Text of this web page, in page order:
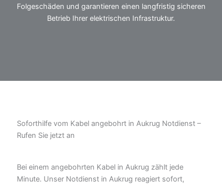
Folgeschäden und garantieren einen langfristig sicheren
Betrieb Ihrer elektrischen Infrastruktur.
Soforthilfe vom Kabel angebohrt in Aukrug Notdienst –
Rufen Sie jetzt an
Bei einem angebohrten Kabel in Aukrug zählt jede
Minute. Unser Notdienst in Aukrug reagiert sofort,